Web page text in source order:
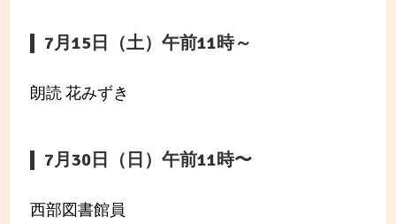
7月15日（土）午前11時～
朗読 花みずき
7月30日（日）午前11時〜
西部図書館員